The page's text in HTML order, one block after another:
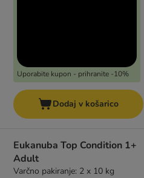
Uporabite kupon - prihranite -10%
Dodaj v košarico
Eukanuba Top Condition 1+
Adult
Varčno pakiranje: 2 x 10 kg